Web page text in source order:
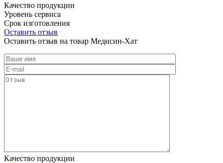
Качество продукции
Уровень сервиса
Срок изготовления
Оставить отзыв
Оставить отзыв на товар Медисин-Хат
Качество продукции